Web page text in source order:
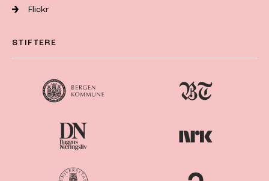
Flickr
STIFTERE